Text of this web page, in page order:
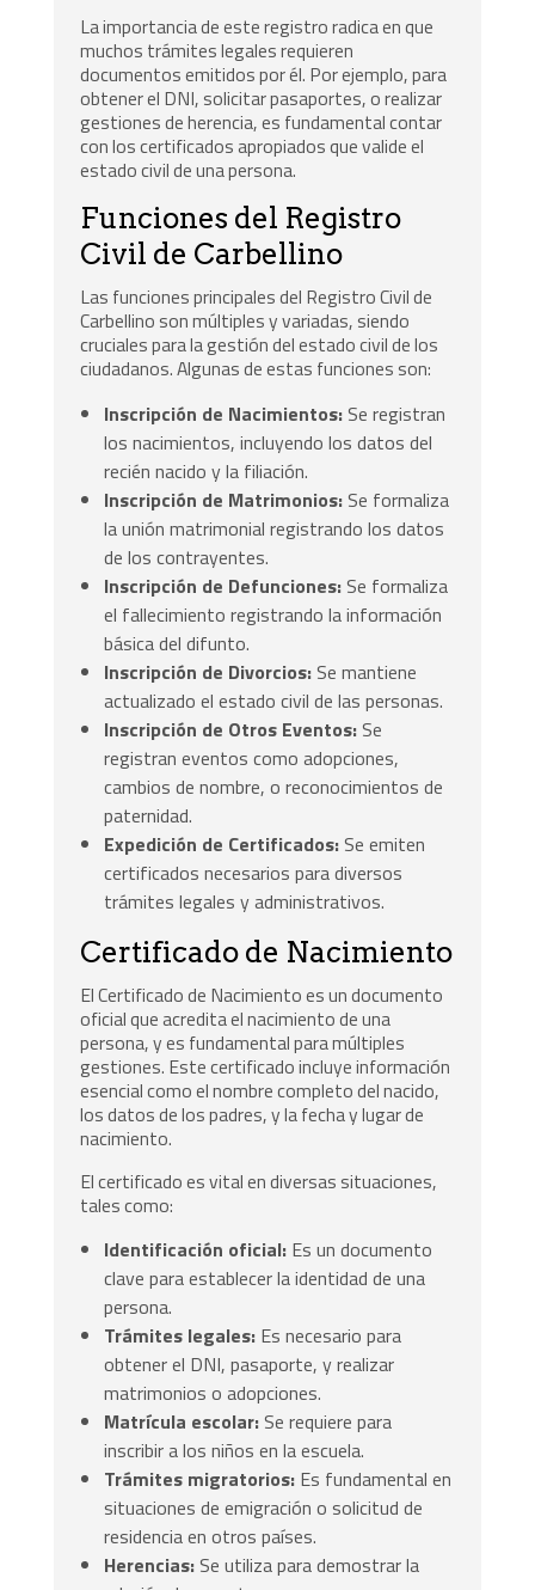
La importancia de este registro radica en que
muchos trámites legales requieren
documentos emitidos por él. Por ejemplo, para
obtener el DNI, solicitar pasaportes, o realizar
gestiones de herencia, es fundamental contar
con los certificados apropiados que valide el
estado civil de una persona.
Funciones del Registro
Civil de Carbellino
Las funciones principales del Registro Civil de
Carbellino son múltiples y variadas, siendo
cruciales para la gestión del estado civil de los
ciudadanos. Algunas de estas funciones son:
Inscripción de Nacimientos: Se registran
los nacimientos, incluyendo los datos del
recién nacido y la filiación.
Inscripción de Matrimonios: Se formaliza
la unión matrimonial registrando los datos
de los contrayentes.
Inscripción de Defunciones: Se formaliza
el fallecimiento registrando la información
básica del difunto.
Inscripción de Divorcios: Se mantiene
actualizado el estado civil de las personas.
Inscripción de Otros Eventos: Se
registran eventos como adopciones,
cambios de nombre, o reconocimientos de
paternidad.
Expedición de Certificados: Se emiten
certificados necesarios para diversos
trámites legales y administrativos.
Certificado de Nacimiento
El Certificado de Nacimiento es un documento
oficial que acredita el nacimiento de una
persona, y es fundamental para múltiples
gestiones. Este certificado incluye información
esencial como el nombre completo del nacido,
los datos de los padres, y la fecha y lugar de
nacimiento.
El certificado es vital en diversas situaciones,
tales como:
Identificación oficial: Es un documento
clave para establecer la identidad de una
persona.
Trámites legales: Es necesario para
obtener el DNI, pasaporte, y realizar
matrimonios o adopciones.
Matrícula escolar: Se requiere para
inscribir a los niños en la escuela.
Trámites migratorios: Es fundamental en
situaciones de emigración o solicitud de
residencia en otros países.
Herencias: Se utiliza para demostrar la